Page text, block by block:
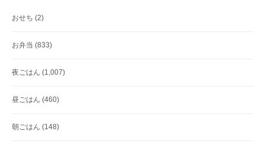
おせち (2)
お弁当 (833)
夜ごはん (1,007)
昼ごはん (460)
朝ごはん (148)